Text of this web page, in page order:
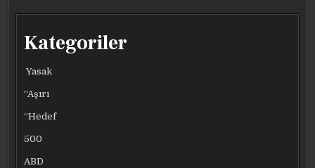
Kategoriler
Yasak
“Aşırı
“Hedef
500
ABD